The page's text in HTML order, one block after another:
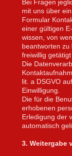
Bei Fragen
mit uns über
Formular
einer gültigen
wissen, von
beantworten zu
freiwillig getätigt
Die
lit. a DSGVO
Einwilligung.
Die für die
erhobenen
Erledigung der
automatisch
3. Weitergabe